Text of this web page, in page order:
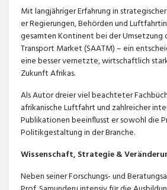
Mit langjähriger Erfahrung in
er Regierungen, Behörden und
gesamten Kontinent bei der Umsetzung
Transport Market (SAATM) – ein
eine besser vernetzte, wirtschaftlich
Zukunft Afrikas.
Als Autor dreier viel beachteter
afrikanische Luftfahrt und zahlreicher
Publikationen beeinflusst er sowohl die
Politikgestaltung in der Branche.
Wissenschaft, Strategie &
Neben seiner Forschungs- und